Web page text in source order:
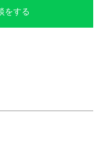
をする